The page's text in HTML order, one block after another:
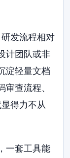
发流程相对
计团队或非
淀轻量文档
查流程、
得力不从
一套工具能